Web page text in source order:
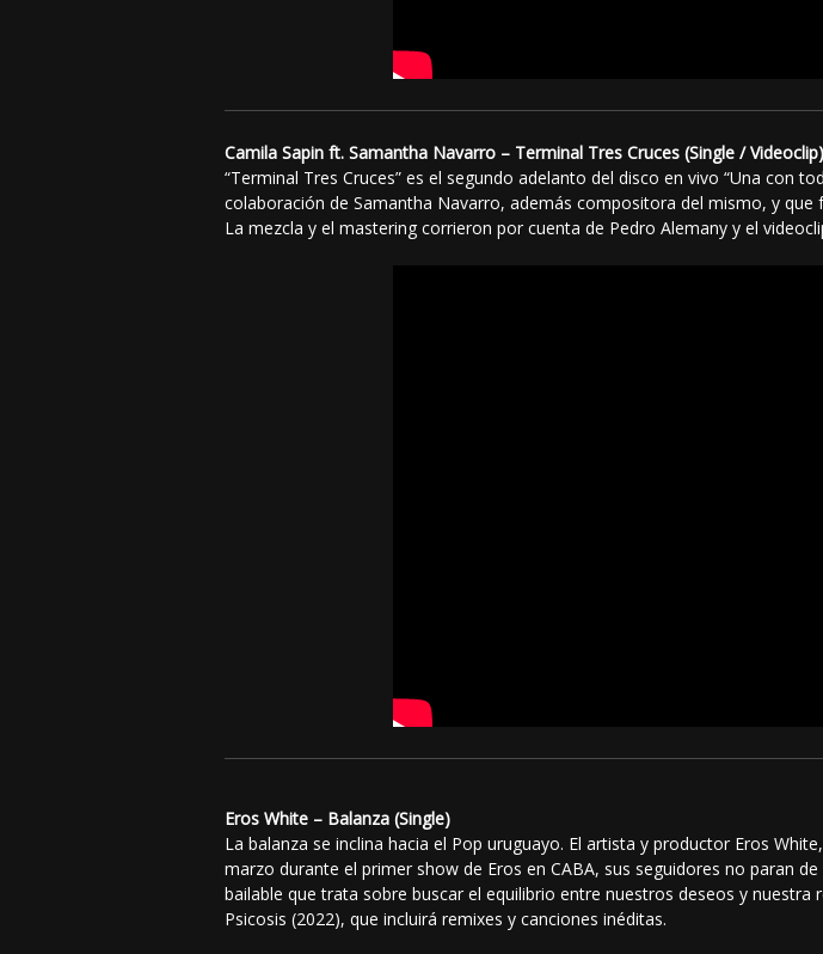
Camila Sapin ft. Samantha Navarro – Terminal Tres Cruces (Single / Videoclip)
“Terminal Tres Cruces” es el segundo adelanto del disco en vivo “Una con
colaboración de Samantha Navarro, además compositora del mismo, y que
La mezcla y el mastering corrieron por cuenta de Pedro Alemany y el
Eros White – Balanza (Single)
La balanza se inclina hacia el Pop uruguayo. El artista y productor Eros
marzo durante el primer show de Eros en CABA, sus seguidores no paran
bailable que trata sobre buscar el equilibrio entre nuestros deseos y
Psicosis (2022), que incluirá remixes y canciones inéditas.